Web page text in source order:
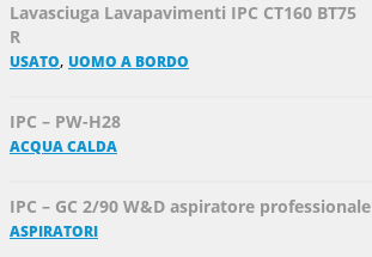
Lavasciuga Lavapavimenti IPC CT160 BT75
R
USATO, UOMO A BORDO
IPC – PW-H28
ACQUA CALDA
IPC – GC 2/90 W&D aspiratore professionale
ASPIRATORI